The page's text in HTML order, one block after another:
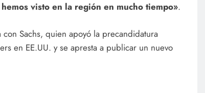
visto en la región en mucho tiempo».
Sachs, quien apoyó la precandidatura
en EE.UU. y se apresta a publicar un nuevo